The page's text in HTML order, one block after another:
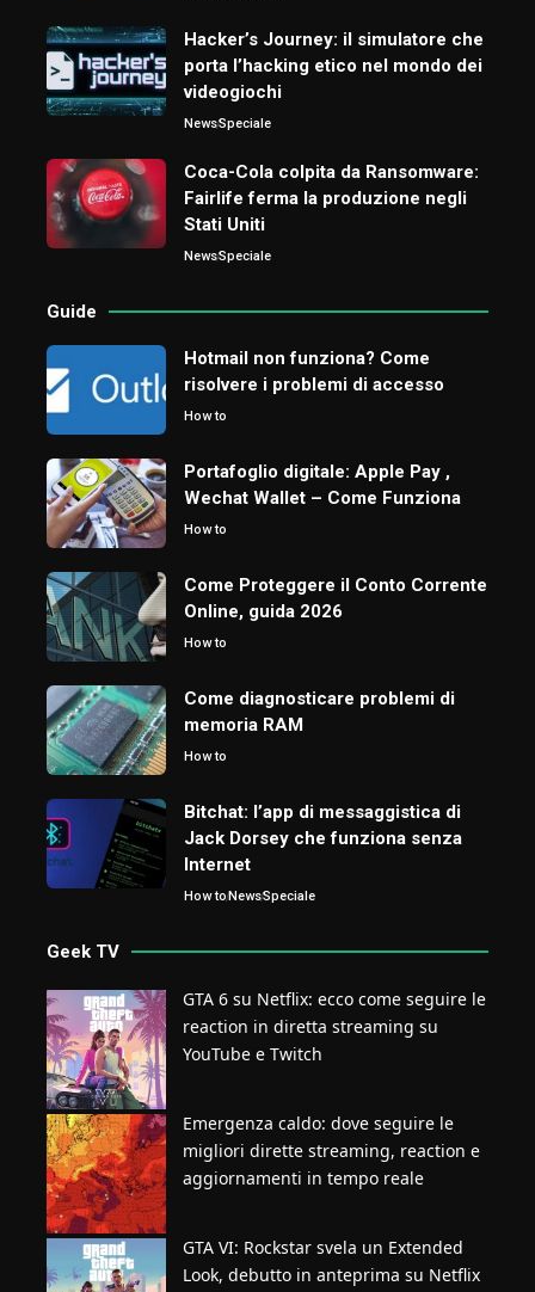
Hacker’s Journey: il simulatore che
porta l’hacking etico nel mondo dei
videogiochi
NewsSpeciale
Coca-Cola colpita da Ransomware:
Fairlife ferma la produzione negli
Stati Uniti
NewsSpeciale
Guide
Hotmail non funziona? Come
risolvere i problemi di accesso
How to
Portafoglio digitale: Apple Pay ,
Wechat Wallet – Come Funziona
How to
Come Proteggere il Conto Corrente
Online, guida 2026
How to
Come diagnosticare problemi di
memoria RAM
How to
Bitchat: l’app di messaggistica di
Jack Dorsey che funziona senza
Internet
How toNewsSpeciale
Geek TV
GTA 6 su Netflix: ecco come seguire le
reaction in diretta streaming su
YouTube e Twitch
Emergenza caldo: dove seguire le
migliori dirette streaming, reaction e
aggiornamenti in tempo reale
GTA VI: Rockstar svela un Extended
Look, debutto in anteprima su Netflix